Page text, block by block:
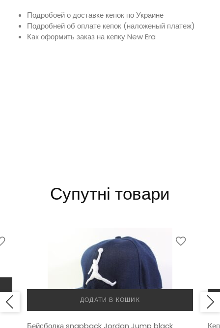
Подробоей о доставке кепок по Украине
Подробней об оплате кепок (наложеный платеж)
Как оформить заказ на кепку New Era
Супутні товари
ДОДАТИ В КОШИК
Бейсболка snapback Jordan Jump black